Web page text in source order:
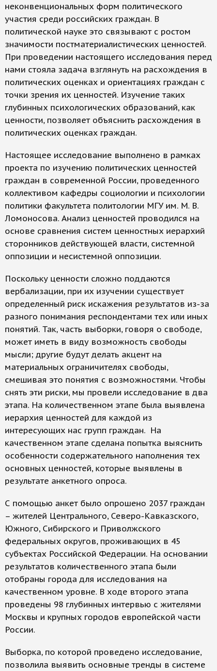
неконвенциональных форм политического
участия среди российских граждан. В
политической науке это связывают с ростом
значимости постматериалистических ценностей.
При проведении настоящего исследования перед
нами стояла задача взглянуть на расхождения в
политических оценках и ориентациях граждан с
точки зрения их ценностей. Изучение таких
глубинных психологических образований, как
ценности, позволяет объяснить расхождения в
политических оценках граждан.
Настоящее исследование выполнено в рамках
проекта по изучению политических ценностей
граждан в современной России, проведенного
коллективом кафедры социологии и психологии
политики факультета политологии МГУ им. М. В.
Ломоносова. Анализ ценностей проводился на
основе сравнения систем ценностных иерархий
сторонников действующей власти, системной
оппозиции и несистемной оппозиции.
Поскольку ценности сложно поддаются
вербализации, при их изучении существует
определенный риск искажения результатов из-за
разного понимания респондентами тех или иных
понятий. Так, часть выборки, говоря о свободе,
может иметь в виду возможность свободы
мысли; другие будут делать акцент на
материальных ограничителях свободы,
смешивая это понятия с возможностями. Чтобы
снять эти риски, мы провели исследование в два
этапа. На количественном этапе была выявлена
иерархия ценностей для каждой из
интересующих нас групп граждан. На
качественном этапе сделана попытка выяснить
особенности содержательного наполнения тех
основных ценностей, которые выявлены в
результате анкетного опроса.
С помощью анкет было опрошено 2037 граждан
– жителей Центрального, Северо-Кавказского,
Южного, Сибирского и Приволжского
федеральных округов, проживающих в 45
субъектах Российской Федерации. На основании
результатов количественного этапа были
отобраны города для исследования на
качественном уровне. В ходе второго этапа
проведены 98 глубинных интервью с жителями
Москвы и крупных городов европейской части
России.
Выборка, по которой проведено исследование,
позволила выявить основные тренды в системе